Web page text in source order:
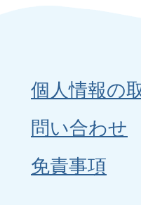
個人情報の
問い合わせ
免責事項